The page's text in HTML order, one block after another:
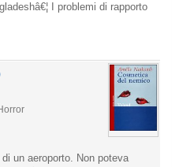
I problemi di rapporto
un aeroporto. Non poteva